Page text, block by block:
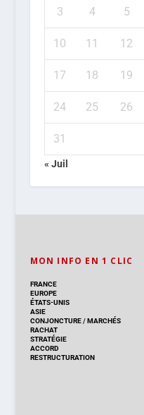
3 4 5
10 11 12
17 18 19
24 25 26
31
« Juil
MON INFO EN 1 CLIC
FRANCE
EUROPE
ÉTATS-UNIS
ASIE
CONJONCTURE/MARCHÉS
RACHAT
STRATÉGIE
ACCORD
RESTRUCTURATION